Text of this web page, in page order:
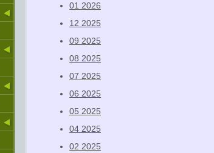
01 2026
12 2025
09 2025
08 2025
07 2025
06 2025
05 2025
04 2025
02 2025